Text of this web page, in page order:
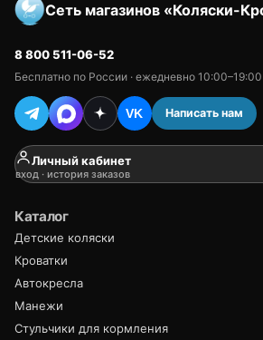
Сеть магазинов «Коляски-
8 800 511-06-52
Бесплатно по России · ежедневно 10:00–19:00
VK Написать нам
Личный кабинет
вход · история заказов
Каталог
Детские коляски
Кроватки
Автокресла
Манежи
Стульчики для кормления